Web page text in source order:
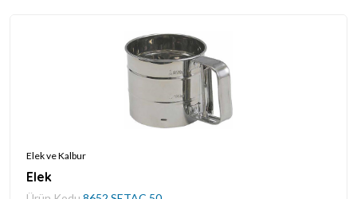
Elek ve Kalbur
Elek